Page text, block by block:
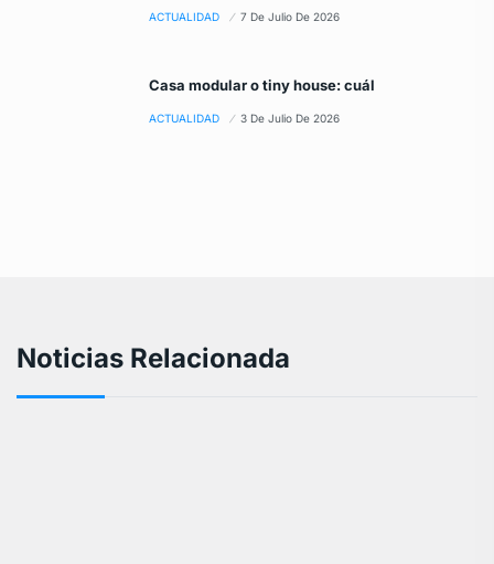
ACTUALIDAD 7 De Julio De 2026
Casa modular o tiny house: cuál
ACTUALIDAD 3 De Julio De 2026
Noticias Relacionada